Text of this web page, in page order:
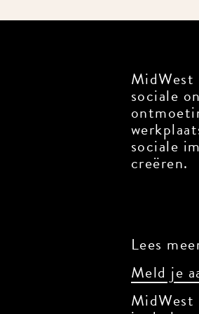
MidWest
sociale
sociale
creëren.
Lees
Meld je
MidWest